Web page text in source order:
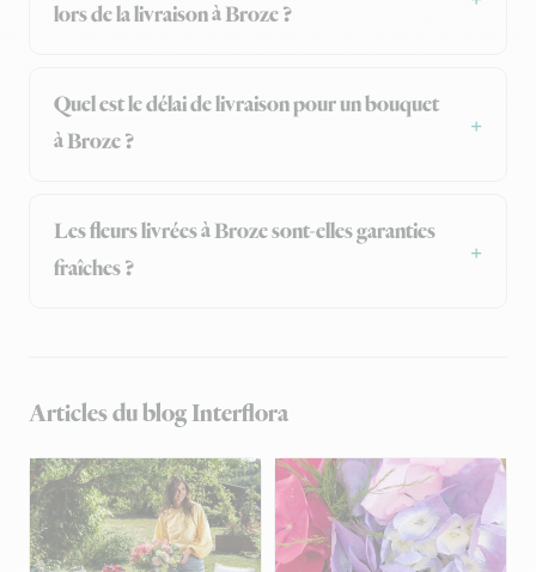
lors de la livraison à Broze ?
Quel est le délai de livraison pour un bouquet
à Broze ?
Les fleurs livrées à Broze sont-elles garanties
fraîches ?
Articles du blog Interflora